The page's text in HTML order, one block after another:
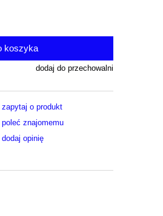
koszyka
dodaj do przechowalni
zapytaj o produkt
poleć znajomemu
dodaj opinię